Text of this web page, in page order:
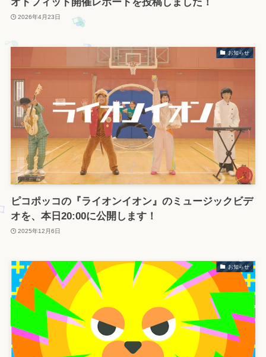
オトフィット開催レポートを投稿しました！
2026年4月23日
お知らせ
ピコポッコの『ライオンイオン』のミュージックビデ
オを、本日20:00に公開します！
2025年12月6日
お知らせ